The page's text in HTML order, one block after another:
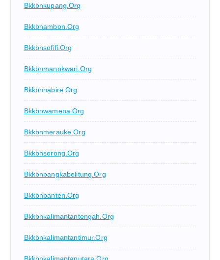
Bkkbnkupang.org
Bkkbnambon.org
Bkkbnsofifi.org
Bkkbnmanokwari.org
Bkkbnnabire.org
Bkkbnwamena.org
Bkkbnmerauke.org
Bkkbnsorong.org
Bkkbnbangkabelitung.org
Bkkbnbanten.org
Bkkbnkalimantantengah.org
Bkkbnkalimantantimur.org
Bkkbnkalimantanutara.org